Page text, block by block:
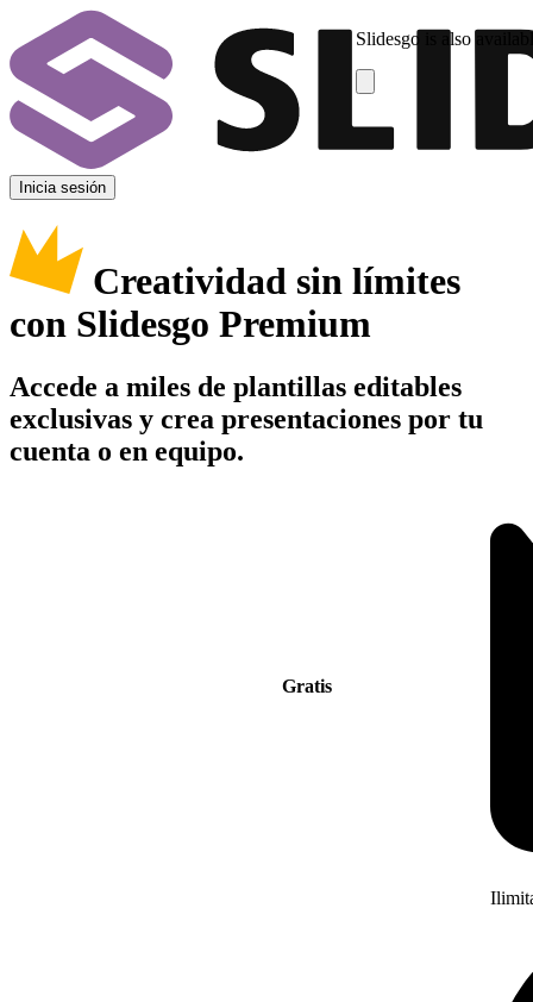
Slidesgo is also
Inicia sesión
Creatividad sin límites
con Slidesgo Premium
Accede a miles de plantillas editables
exclusivas y crea presentaciones por tu
cuenta o en equipo.
Gratis